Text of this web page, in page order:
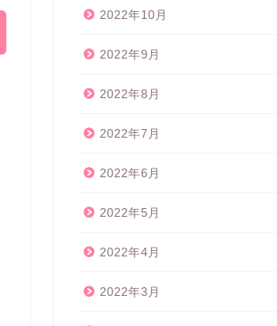
2022年10月
2022年9月
2022年8月
2022年7月
2022年6月
2022年5月
2022年4月
2022年3月